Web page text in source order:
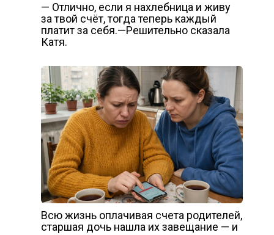
— Отлично, если я нахлебница и живу
за твой счёт, тогда теперь каждый
платит за себя.—Решительно сказала
Катя.
Всю жизнь оплачивая счета родителей,
старшая дочь нашла их завещание — и